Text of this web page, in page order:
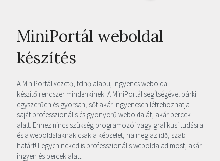
MiniPortál weboldal
készítés
A MiniPortál vezető, felhő alapú, ingyenes weboldal
készítő rendszer mindenkinek. A MiniPortál segítségével bárki
egyszerűen és gyorsan, sőt akár ingyenesen létrehozhatja
saját professzionális és gyönyörű weboldalát, akár percek
alatt. Ehhez nincs szükség programozói vagy grafikusi tudásra
és a weboldalaknak csak a képzelet, na meg az idő, szab
határt! Legyen neked is professzionális weboldalad most, akár
ingyen és percek alatt!